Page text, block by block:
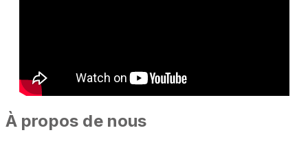
À propos de nous